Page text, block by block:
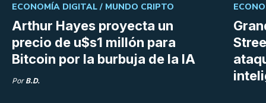
Arthur Hayes proyecta un
precio de u$s1 millón para
Bitcoin por la burbuja de la IA
ECONOMÍA DIGITAL / MUNDO CRIPTO
Por B.D.